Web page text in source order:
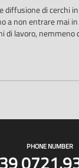
diffusione di cerchi
a non entrare mai
di lavoro, nemmeno
PHONE NUMBER